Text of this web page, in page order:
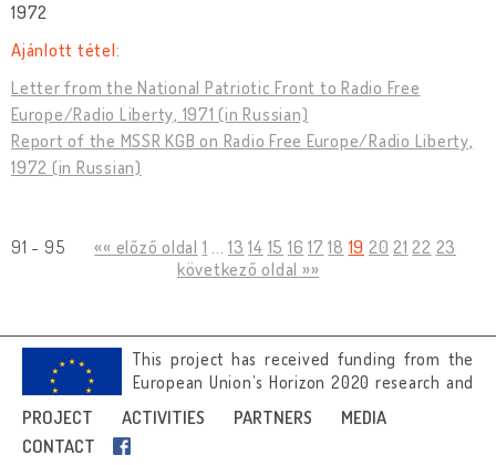
PROJECT ACTIVITIES PARTNERS
MEDIA
CONTACT
1972
Ajánlott tétel:
Letter from the National Patriotic Front to Radio Free
Europe/Radio Liberty, 1971 (in Russian)
Report of the MSSR KGB on Radio Free Europe/Radio Liberty,
1972 (in Russian)
91 - 95 «« előző oldal 1 ... 13 14 15 16 17 18 19 20 21 22 23
következő oldal »»
This project has received funding from the
European Union’s Horizon 2020 research and
innovation programme under grant
agreement No 692919.
Image credits